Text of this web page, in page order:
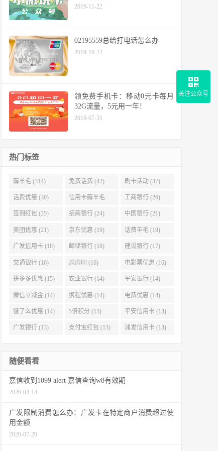
2019-11-22
02195559总给打电话怎么办
2019-10-22
领免费手机卡：移动0元卡每月
32G流量，5元用一年！
2019-07-31
热门标签
薅羊毛 (314) 免费话费 (42) 刷卡活动 (37)
话费优惠 (30) 信用卡薅羊毛
(29)
工商银行 (26)
签到红包 (25) 招商银行 (24) 中国银行 (21)
美团优惠 (21) 京东优惠 (19) 话费羊毛 (19)
广发信用卡 (18) 邮储银行 (18) 建设银行 (17)
交通银行 (16) 周周刷 (16) 电影票优惠 (16)
拼多多优惠 (15) 农业银行 (14) 平安银行 (14)
微信立减金 (14) 携程优惠 (14) 电费优惠 (14)
饿了么优惠 (14) 5倍积分 (13) 平安信用卡 (13)
广发银行 (13) 支付宝红包 (13) 浦发信用卡 (13)
随便看看
嘉信收到1099 alert 嘉信查询w8有效期
2026-04-14
广发限制消费怎么办：广发卡在特定商户消费超过使
用金额
2020-07-20
关注公众号